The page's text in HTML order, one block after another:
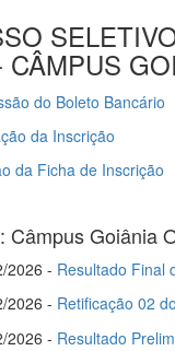
CÂMPUS
do Boleto Bancário
da Inscrição
da Ficha de Inscrição
Câmpus Goiânia
2026 - Resultado Final
2026 - Retificação 02
2026 - Resultado